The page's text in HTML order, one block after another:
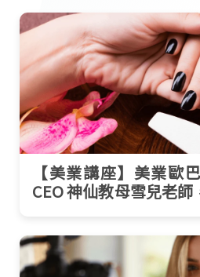
【美業講座】美業歐
CEO 神仙教母雪兒老